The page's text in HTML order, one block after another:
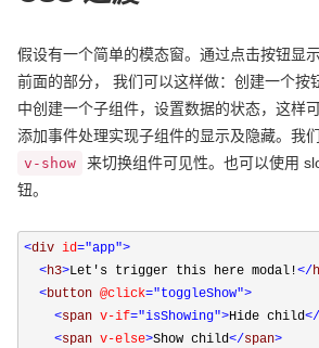
假设有一个简单的模态窗。通过点击按钮显
前面的部分， 我们可以这样做：创建一个按
中创建一个子组件，设置数据的状态，这样
添加事件处理实现子组件的显示及隐藏。我
v-show
来切换组件可见性。也可以使用
钮。
<div id="app">
<h3>Let's trigger this here modal!</
<button @click="toggleShow">
<span v-if="isShowing">Hide child</
<span v-else>Show child</span>